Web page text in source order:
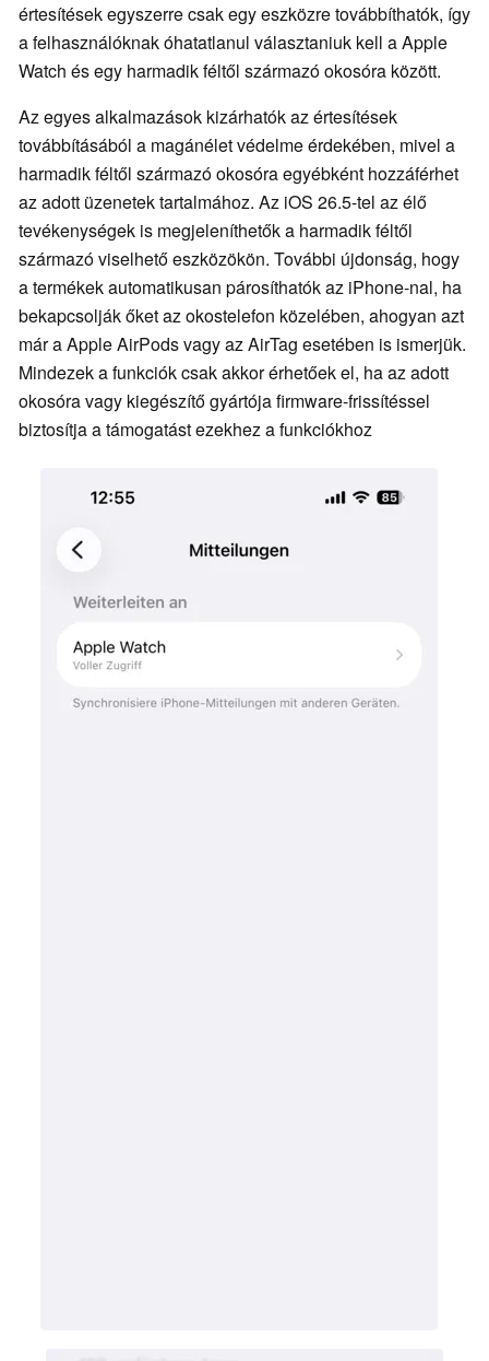
értesítések egyszerre csak egy eszközre továbbíthatók, így
a felhasználóknak óhatatlanul választaniuk kell a Apple
Watch és egy harmadik féltől származó okosóra között.
Az egyes alkalmazások kizárhatók az értesítések
továbbításából a magánélet védelme érdekében, mivel a
harmadik féltől származó okosóra egyébként hozzáférhet
az adott üzenetek tartalmához. Az iOS 26.5-tel az élő
tevékenységek is megjeleníthetők a harmadik féltől
származó viselhető eszközökön. További újdonság, hogy
a termékek automatikusan párosíthatók az iPhone-nal, ha
bekapcsolják őket az okostelefon közelében, ahogyan azt
már a Apple AirPods vagy az AirTag esetében is ismerjük.
Mindezek a funkciók csak akkor érhetőek el, ha az adott
okosóra vagy kiegészítő gyártója firmware-frissítéssel
biztosítja a támogatást ezekhez a funkciókhoz